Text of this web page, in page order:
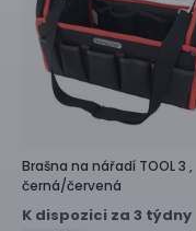
Brašna na nářadí TOOL 3 ,
černá/červená
K dispozici za 3 týdny